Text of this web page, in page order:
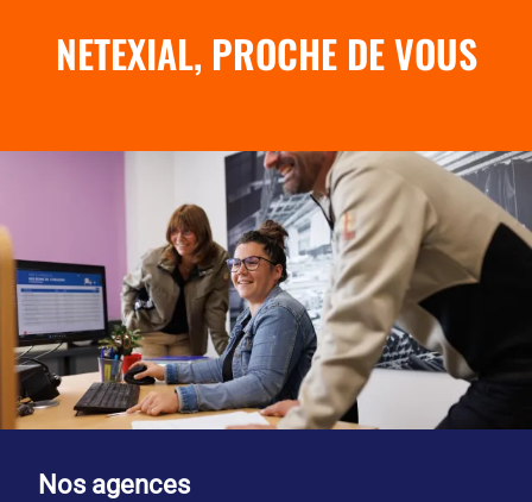
NETEXIAL, PROCHE DE VOUS
Nos agences